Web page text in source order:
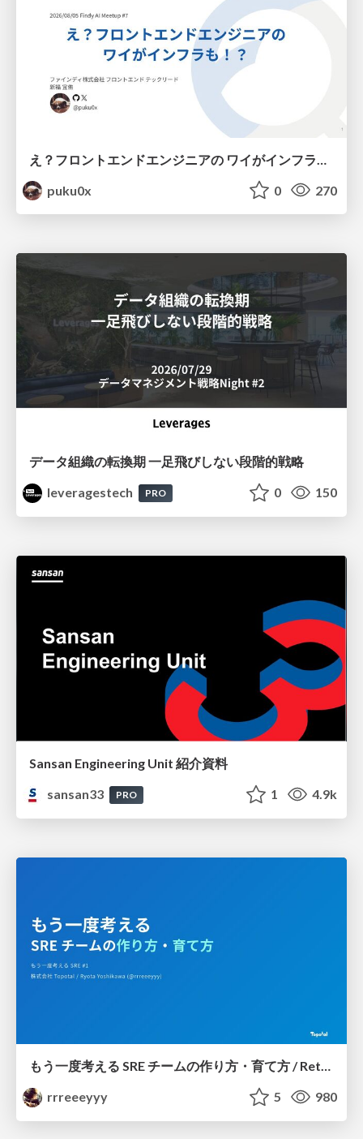
puku0x
0 270
データ組織の転換期 一足飛びしない段階的戦略
leveragestech
PRO 0 150
Sansan Engineering Unit 紹介資料
sansan33
PRO 1 4.9k
rrreeeyyy
5 980